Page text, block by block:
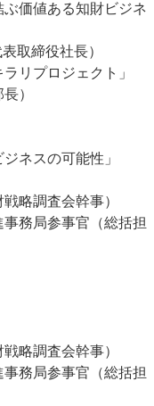
イトポリシー
ぶ価値ある知財ビジネ
取締役社長）
リプロジェクト」
）
ネスの可能性」
略調査会幹事）
務局参事官（総括担
略調査会幹事）
務局参事官（総括担